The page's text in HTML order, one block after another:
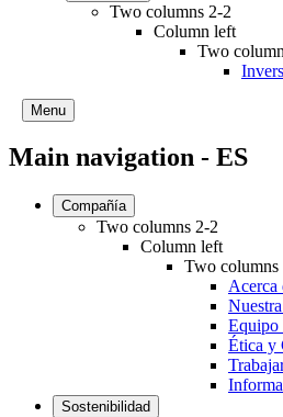
Two columns 2-2
Column left
Two
Menu
Main navigation - ES
Compañía
Two columns 2-2
Column left
Two columns
Acerca
Ética y
Sostenibilidad